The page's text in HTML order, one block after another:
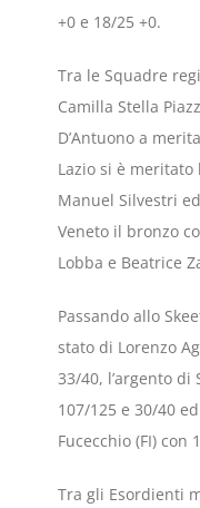
+0 e 18/25 +0.
Tra le Squadre
Camilla Stella
D’Antuono a
Lazio si è meritato
Manuel Silvestri
Veneto il bronzo
Lobba e Beatrice
Passando allo
stato di Lorenzo
33/40, l’argento
107/125 e 30/40
Fucecchio (FI) con
Tra gli Esordienti